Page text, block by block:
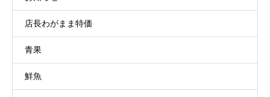
店長わがまま特価
青果
鮮魚